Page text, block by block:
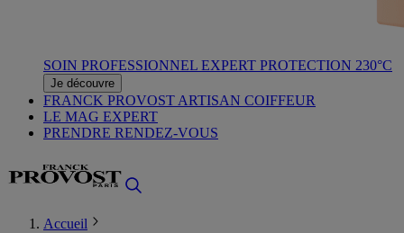
SOIN PROFESSIONNEL EXPERT PROTECTION 230°C
Je découvre
FRANCK PROVOST ARTISAN COIFFEUR
LE MAG EXPERT
PRENDRE RENDEZ-VOUS
Accueil